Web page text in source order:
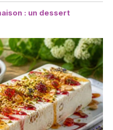
: un dessert